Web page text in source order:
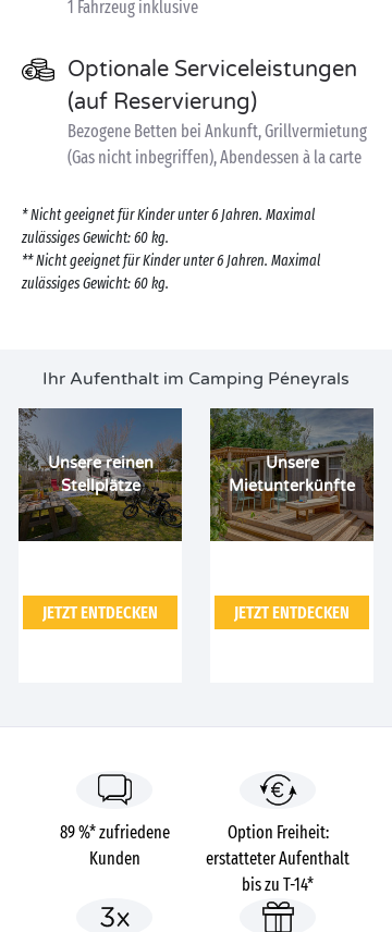
1 Fahrzeug inklusive
Optionale Serviceleistungen
(auf Reservierung)
Bezogene Betten bei Ankunft, Grillvermietung
(Gas nicht inbegriffen), Abendessen à la carte
* Nicht geeignet für Kinder unter 6 Jahren. Maximal
zulässiges Gewicht: 60 kg.
** Nicht geeignet für Kinder unter 6 Jahren. Maximal
zulässiges Gewicht: 60 kg.
Ihr Aufenthalt im Camping Péneyrals
Unsere reinen
Stellplätze
JETZT ENTDECKEN
Unsere
Mietunterkünfte
JETZT ENTDECKEN
89 %* zufriedene
Kunden
Option Freiheit:
erstatteter Aufenthalt
bis zu T-14*